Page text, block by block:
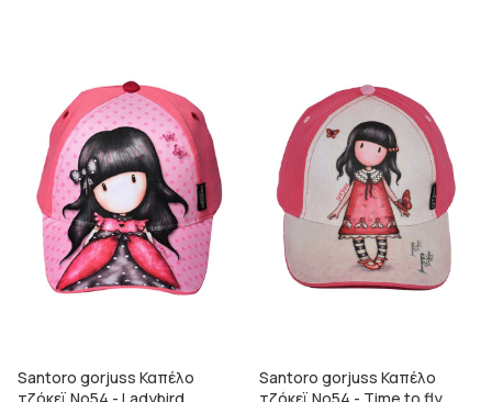
Santoro gorjuss Καπέλο
Santoro gorjuss Καπέλο